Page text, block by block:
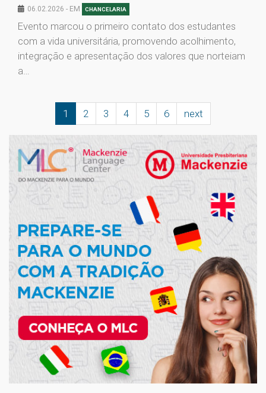
06.02.2026 - EM CHANCELARIA
Evento marcou o primeiro contato dos estudantes
com a vida universitária, promovendo acolhimento,
integração e apresentação dos valores que norteiam
a…
1 2 3 4 5 6 next